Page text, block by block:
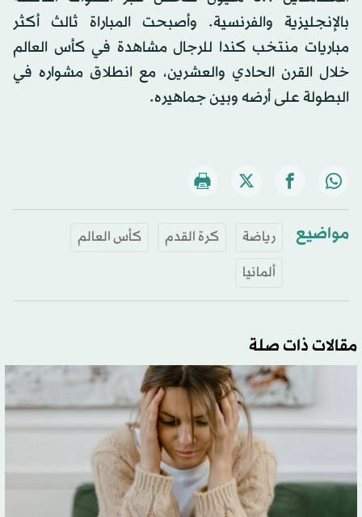
بالإنجليزية والفرنسية. وأصبحت المباراة ثالث أكثر
مباريات منتخب كندا للرجال مشاهدة في كأس العالم
خلال القرن الحادي والعشرين، مع انطلاق مشواره في
البطولة على أرضه وبين جماهيره.
مواضيع رياضة كرة القدم
كأس العالم
ألمانيا
مقالات ذات صلة